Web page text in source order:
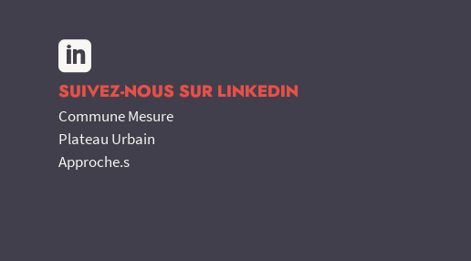

SUIVEZ-NOUS SUR LINKEDIN
Commune Mesure
Plateau Urbain
Approche.s